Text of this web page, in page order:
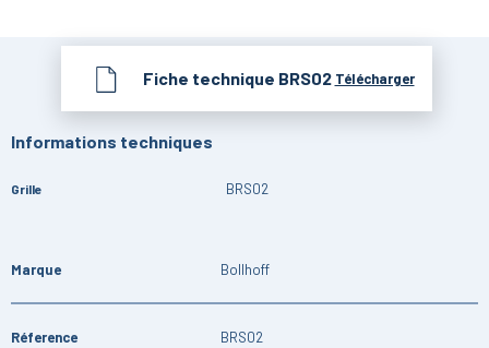
Fiche technique BRS02 Télécharger
Informations techniques
Grille BRS02
Marque Bollhoff
Réference BRS02